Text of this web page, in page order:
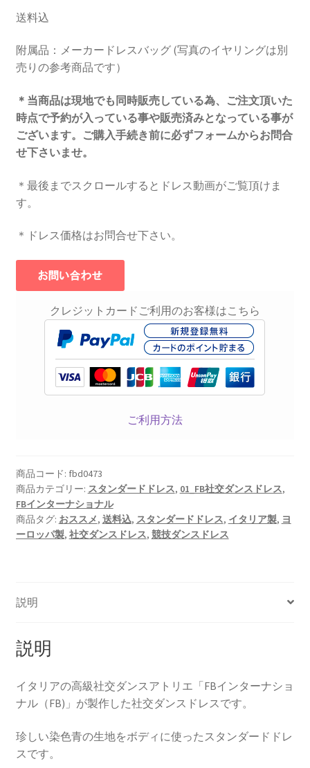
送料込
附属品：メーカードレスバッグ (写真のイヤリングは別
売りの参考商品です）
＊当商品は現地でも同時販売している為、ご注文頂いた
時点で予約が入っている事や販売済みとなっている事が
ございます。 ご購入手続き前に必ずフォームからお問合
せ下さいませ。
＊最後までスクロールするとドレス動画がご覧頂けま
す。
＊ドレス価格はお問合せ下さい。
クレジットカードご利用のお客様はこちら
ご利用方法
商品コード: fbd0473
商品カテゴリー: スタンダードドレス, 01_FB社交ダンスドレス,
FBインターナショナル
商品タグ: おススメ, 送料込, スタンダードドレス, イタリア製, ヨ
ーロッパ製, 社交ダンスドレス, 競技ダンスドレス
説明
説明
イタリアの高級社交ダンスアトリエ「FBインターナショ
ナル（FB)」が製作した社交ダンスドレスです。
珍しい染色青の生地をボディに使ったスタンダードドレ
スです。